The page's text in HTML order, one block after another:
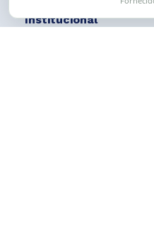
Institucional